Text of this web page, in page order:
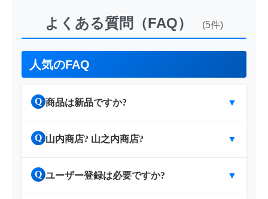
よくある質問（FAQ） (5件)
人気のFAQ
Q 商品は新品ですか? ▼
Q 山内商店? 山之内商店? ▼
Q ユーザー登録は必要ですか? ▼